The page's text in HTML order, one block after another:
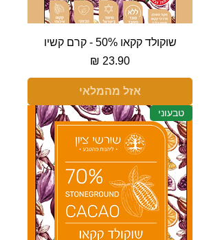
שוקולד קקאו 50% - קרם קשיו
מחיר
אזל מהמלאי
טבעוני